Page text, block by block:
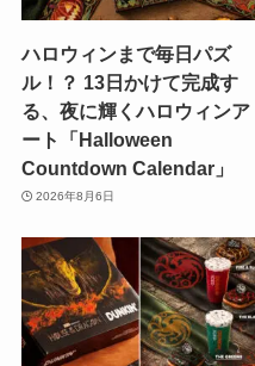
ハロウィンまで毎日パズ
ル！？ 13日かけて完成す
る、夜に輝くハロウィンア
ート「Halloween
Countdown Calendar」
2026年8月6日